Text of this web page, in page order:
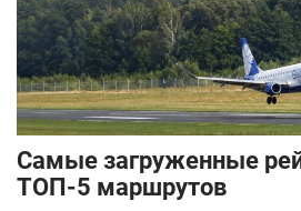
Самые загруженные
ТОП-5 маршрутов